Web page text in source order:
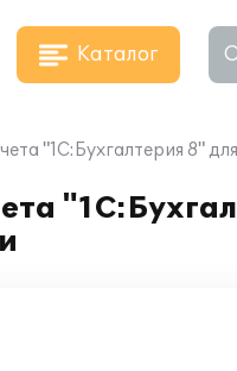
Каталог
"1С:Бухгалтерия 8"